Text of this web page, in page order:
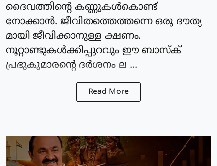
ദൈവത്തിന്റെ കണ്ണുകൾകൊണ്ട്
നോക്കാൻ. ജീവിതത്തെത്തന്നെ ഒരു ദൗത്യ
മായി ജീവിക്കാനുള്ള ക്ഷണം.
നൂറ്റാണ്ടുകൾക്കിപ്പുറവും ഈ ബാസ്ക്
പ്രഭുകുമാരന്റെ ദർശനം ല ...
Read More